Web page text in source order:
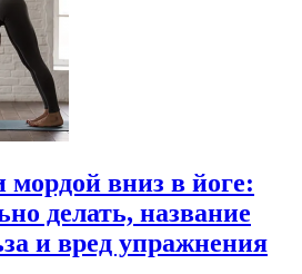
мордой вниз в йоге:
делать, название
и вред упражнения